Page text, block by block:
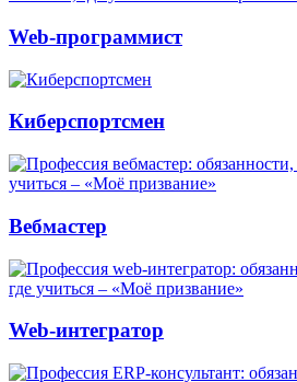
Web-программист
Киберспортсмен
Вебмастер
Web-интегратор